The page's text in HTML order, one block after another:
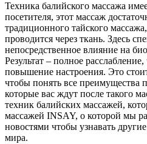
Техника балийского массажа
посетителя, этот массаж
традиционного тайского
проводится через ткань. Здесь
непосредственное влияние на
Результат – полное
повышение настроения. Это
чтобы понять все
которые вас ждут после такого
техник балийских массажей,
массажей INSAY, о которой мы
новостями чтобы узнавать
мира.